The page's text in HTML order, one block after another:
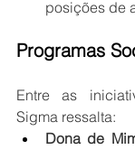
posições de
Programas
Entre as
Sigma ressalta:
Dona de